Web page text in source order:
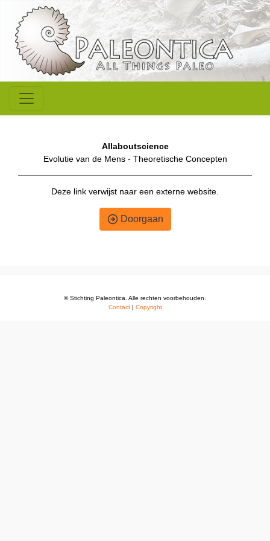
Allaboutscience
Evolutie van de Mens - Theoretische Concepten
Deze link verwijst naar een externe website.
Doorgaan
© Stichting Paleontica. Alle rechten voorbehouden.
Contact| Copyright